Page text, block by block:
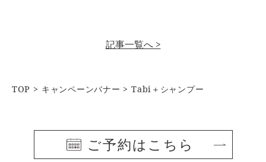
記事一覧へ >
TOP キャンペーンバナー Tabi＋シャンプー
ご予約はこちら